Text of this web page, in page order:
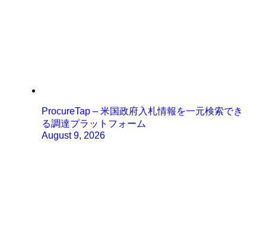
ProcureTap – 米国政府入札情報を一元検索でき
る調達プラットフォーム
August 9, 2026